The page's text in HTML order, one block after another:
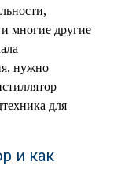
многие другие
нужно
для
и как